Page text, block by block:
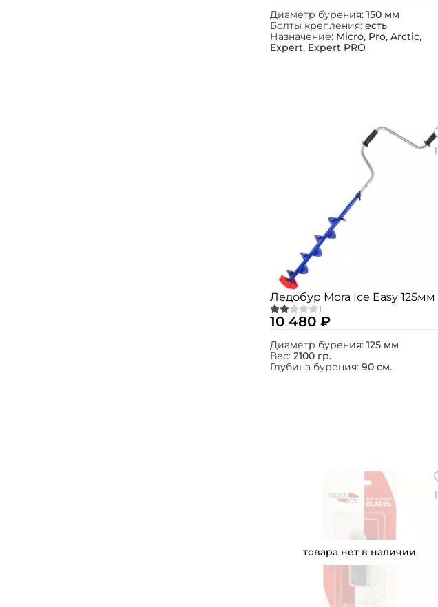
Диаметр бурения: 150 мм
Болты крепления: есть
Назначение: Micro, Pro, Arctic,
Expert, Expert PRO
Ледобур Mora Ice Easy 125мм
10 480 ₽
Диаметр бурения: 125 мм
Вес: 2100 гр.
Глубина бурения: 90 см.
товара нет в наличии
Номер телефона: *
Повторите пароль: *